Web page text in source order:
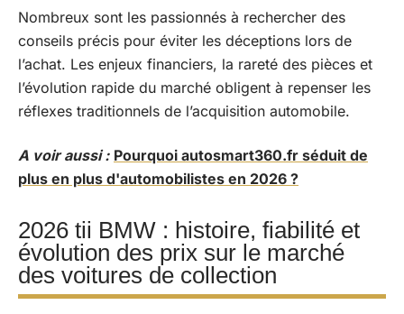
Nombreux sont les passionnés à rechercher des
conseils précis pour éviter les déceptions lors de
l’achat. Les enjeux financiers, la rareté des pièces et
l’évolution rapide du marché obligent à repenser les
réflexes traditionnels de l’acquisition automobile.
A voir aussi : Pourquoi autosmart360.fr séduit de
plus en plus d'automobilistes en 2026 ?
2026 tii BMW : histoire, fiabilité et
évolution des prix sur le marché
des voitures de collection